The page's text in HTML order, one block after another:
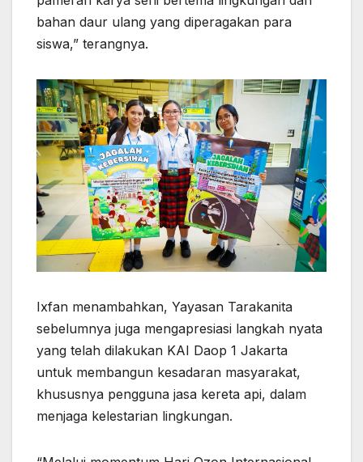
bahan daur ulang yang diperagakan para
siswa,” terangnya.
Ixfan menambahkan, Yayasan Tarakanita
sebelumnya juga mengapresiasi langkah nyata
yang telah dilakukan KAI Daop 1 Jakarta
untuk membangun kesadaran masyarakat,
khususnya pengguna jasa kereta api, dalam
menjaga kelestarian lingkungan.